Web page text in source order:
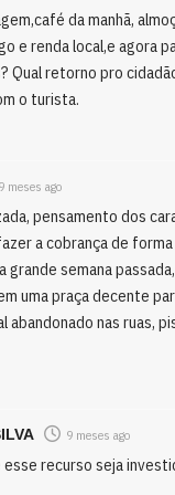
da manhã,
e renda local,e agora
Qual retorno pro
o turista.
9 meses ago
pensamento dos
a cobrança de
grande semana
uma praça decente
abandonado nas ruas,
9 meses ago
recurso seja